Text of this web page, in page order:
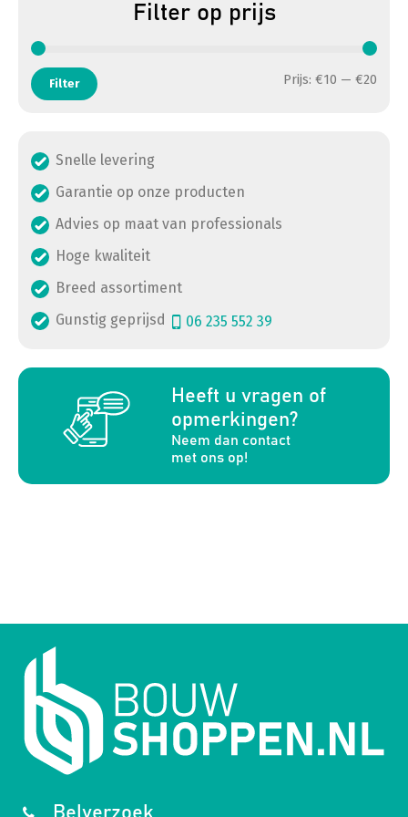
Filter op prijs
Filter Prijs: €10 — €20
Snelle levering
Garantie op onze producten
Advies op maat van professionals
Hoge kwaliteit
Breed assortiment
Gunstig geprijsd
06 235 552 39
Heeft u vragen of
opmerkingen?
Neem dan contact
met ons op!
a